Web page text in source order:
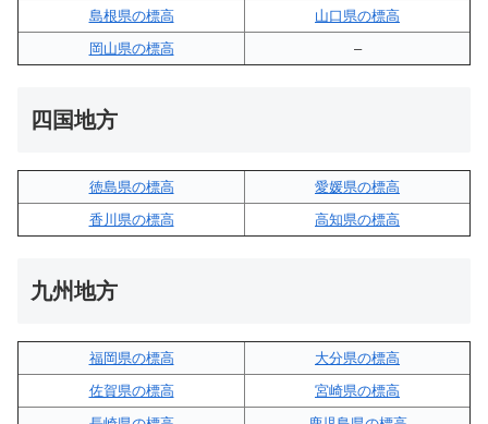
島根県の標高
山口県の標高
岡山県の標高
–
四国地方
徳島県の標高
愛媛県の標高
香川県の標高
高知県の標高
九州地方
福岡県の標高
大分県の標高
佐賀県の標高
宮崎県の標高